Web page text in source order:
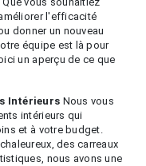
l'efficacité
donner un nouveau
équipe est là pour
un aperçu de ce que
Intérieurs Nous vous
intérieurs qui
et à votre budget.
des carreaux
nous avons une